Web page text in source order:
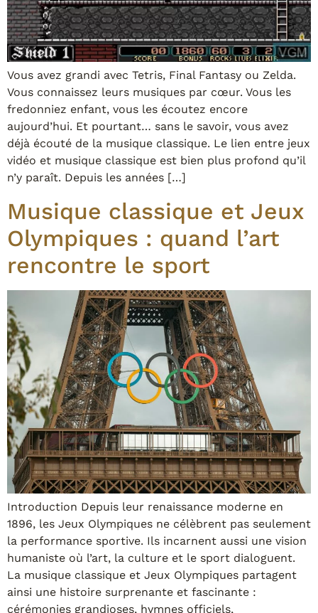
Vous avez grandi avec Tetris, Final Fantasy ou Zelda.
Vous connaissez leurs musiques par cœur. Vous les
fredonniez enfant, vous les écoutez encore
aujourd’hui. Et pourtant… sans le savoir, vous avez
déjà écouté de la musique classique. Le lien entre jeux
vidéo et musique classique est bien plus profond qu’il
n’y paraît. Depuis les années […]
Musique classique et Jeux
Olympiques : quand l’art
rencontre le sport
Introduction Depuis leur renaissance moderne en
1896, les Jeux Olympiques ne célèbrent pas seulement
la performance sportive. Ils incarnent aussi une vision
humaniste où l’art, la culture et le sport dialoguent.
La musique classique et Jeux Olympiques partagent
ainsi une histoire surprenante et fascinante :
cérémonies grandioses, hymnes officiels,